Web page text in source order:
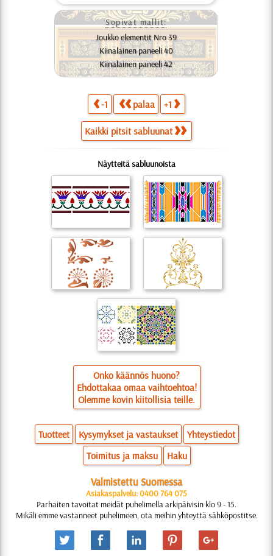
Sopivat mallit:
Joukko elementit Nro 39
Kiinalainen paneeli 40
Kiinalainen paneeli 42
-1 palaa +1
Kaikki pitsit sabluunat
Näytteitä sabluunoista
Onko käännös huono?
Ehdottakaa omaa vaihtoehtoa!
Olemme kovin kiitollisia teille.
Tuotteet Kysymykset ja vastaukset
Yhteystiedot
Toimitus ja maksu
Haku
Valmistettu Suomessa
Asiakaspalvelu: 0400 764 075
Parhaiten tavoitat meidät puhelimella arkipäivisin klo 9 - 15.
Mikäli emme vastanneet puhelimeen, ota meihin yhteyttä sähköpostitse.